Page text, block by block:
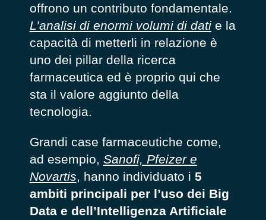
offrono un contributo fondamentale.
L’analisi di enormi volumi di datie la
capacità di metterli in relazione è
uno dei pillar della ricerca
farmaceutica ed è proprio qui che
sta il valore aggiunto della
tecnologia.
Grandi case farmaceutiche come,
ad esempio, Sanofi, Pfeizer e
Novartis, hanno individuato i 5
ambiti principali per l’uso dei Big
Data e dell’Intelligenza Artificiale